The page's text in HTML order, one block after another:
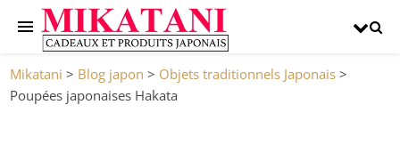
Mikatani > Blog japon > Objets traditionnels Japonais >
Poupées japonaises Hakata